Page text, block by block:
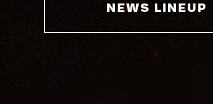
NEWS LINEUP